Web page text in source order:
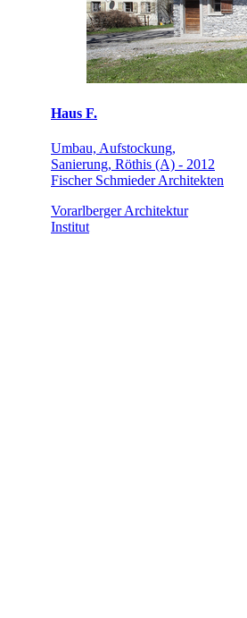
Haus F.
Umbau, Aufstockung,
Sanierung, Röthis (A) - 2012
Fischer Schmieder Architekten
Vorarlberger Architektur
Institut